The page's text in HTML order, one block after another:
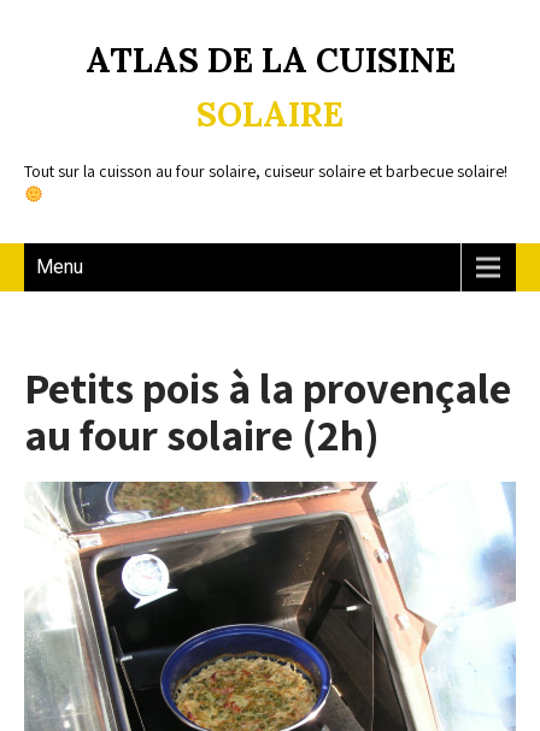
ATLAS DE LA CUISINE
SOLAIRE
Tout sur la cuisson au four solaire, cuiseur solaire et barbecue solaire!
Menu
Petits pois à la provençale
au four solaire (2h)